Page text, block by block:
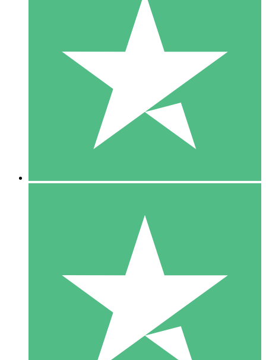
Individuelle Credit-Pakete
Zahlen Sie nach Bedarf mit Download-Credits. Keine
monatliche Verpflichtung erforderlich.
10 00
10 Downloads
20 00